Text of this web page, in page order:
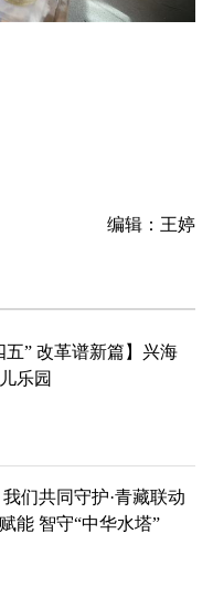
编辑：王婷
五” 改革谱新篇】兴海
乐园
我们共同守护·青藏联动
能 智守“中华水塔”